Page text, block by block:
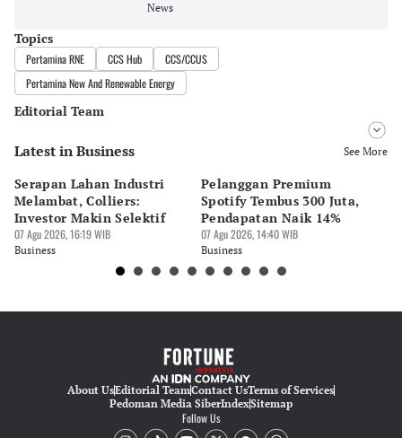
News
Topics
Pertamina RNE CCS Hub
CCS/CCUS
Pertamina New And Renewable Energy
Editorial Team
Editor
Editor
Hendra Friana
Latest in Business See More
Serapan Lahan Industri
Melambat, Colliers:
Investor Makin Selektif
07 Agu 2026, 16:19 WIB
Business
Pelanggan Premium
Spotify Tembus 300 Juta,
Pendapatan Naik 14%
07 Agu 2026, 14:40 WIB
Business
About UsEditorial TeamContact UsTerms of Services
Pedoman Media SiberIndexSitemap
Follow Us